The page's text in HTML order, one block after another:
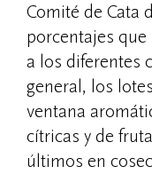
Comité de Cata
porcentajes
a los diferentes
general, los
ventana
cítricas y de
últimos en